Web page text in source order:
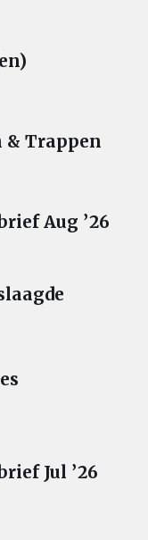
& Trappen
Aug ’26
Jul ’26